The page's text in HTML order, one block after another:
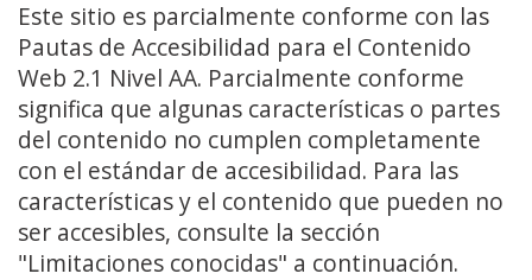
Este sitio es parcialmente conforme con las
Pautas de Accesibilidad para el Contenido
Web 2.1 Nivel AA. Parcialmente conforme
significa que algunas características o partes
del contenido no cumplen completamente
con el estándar de accesibilidad. Para las
características y el contenido que pueden no
ser accesibles, consulte la sección
"Limitaciones conocidas" a continuación.